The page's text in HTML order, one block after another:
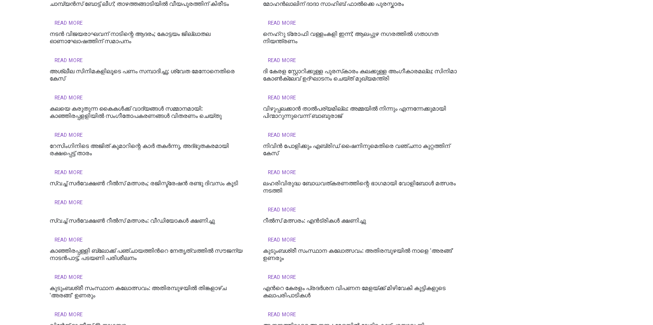
ചാമ്പ്യൻസ് ബോട്ട് ലീഗ്; താഴത്തങ്ങാടിയിൽ വീയപുരത്തിന് കിരീടം
READ MORE
മോഹൻലാലിന് ദാദാ സാഹിബ് ഫാൽക്കെ പുരസ്കാരം
READ MORE
നടൻ വിജയരാഘവന് നാടിന്റെ ആദരം; കോട്ടയം ജില്ലാതല
ഓണാഘോഷത്തിന് സമാപനം
READ MORE
നെഹ്‌റു ട്രോഫി വള്ളംകളി ഇന്ന്; ആലപ്പുഴ നഗരത്തില്‍ ഗതാഗത
നിയന്ത്രണം
READ MORE
അശ്ലീല സിനിമകളിലൂടെ പണം സമ്പാദിച്ചു; ശ്വേത മേനോനെതിരെ
കേസ്
READ MORE
ദി കേരള സ്റ്റോറിക്കുള്ള പുരസ്‌കാരം കലക്കുള്ള അംഗീകാരമല്ല; സിനിമാ
കോണ്‍ക്ലേവ് ഉദ്ഘാടനം ചെയ്ത് മുഖ്യമന്ത്രി
READ MORE
കലയെ കരുതുന്ന കൈകൾക്ക് വാദ്യങ്ങൾ സമ്മാനമായി:
കാഞ്ഞിരപ്പളളിയിൽ സംഗീതോപകരണങ്ങൾ വിതരണം ചെയ്തു
READ MORE
വിഴുപ്പലക്കാൻ താൽപര്യമില്ല: അമ്മയിൽ നിന്നും എന്നന്നേക്കുമായി
പിന്മാറുന്നുവെന്ന് ബാബുരാജ്
READ MORE
റേസിംഗിനിടെ അജിത് കുമാറിന്റെ കാർ തകർന്നു, അദ്ഭുതകരമായി
രക്ഷപ്പെട്ട് താരം
READ MORE
നിവിന്‍ പോളിക്കും എബ്രിഡ് ഷൈനിനുമെതിരെ വഞ്ചനാ കുറ്റത്തിന്
കേസ്
READ MORE
സ്വച്ച് സർവേക്ഷൺ റീൽസ് മത്സരം; രജിസ്ട്രേഷൻ രണ്ടു ദിവസം കൂടി
READ MORE
ലഹരിവിരുദ്ധ ബോധവത്കരണത്തിന്റെ ഭാഗമായി വോളിബോൾ മത്സരം
നടത്തി
READ MORE
സ്വച്ച് സർവേക്ഷൺ റീൽസ് മത്സരം: വീഡിയോകള്‍ ക്ഷണിച്ചു
READ MORE
റീല്‍സ് മത്സരം: എന്‍ട്രികള്‍ ക്ഷണിച്ചു
READ MORE
കാഞ്ഞിരപ്പള്ളി ബ്ലോക്ക് പഞ്ചായത്തിന്‍റെ നേതൃത്വത്തില്‍ സൗജന്യ
നാടൻപാട്ട്, പടയണി പരിശീലനം
READ MORE
കുടുംബശ്രീ സംസ്ഥാന കലോത്സവം: അതിരമ്പുഴയില്‍ നാളെ 'അരങ്ങ്'
ഉണരും
READ MORE
കുടുംബശ്രീ സംസ്ഥാന കലോത്സവം: അതിരമ്പുഴയില്‍ തിങ്കളാഴ്ച
'അരങ്ങ്' ഉണരും
READ MORE
എന്‍റെ കേരളം പ്രദര്‍ശന വിപണന മേളയ്ക്ക് മിഴിവേകി കുട്ടികളുടെ
കലാപരിപാടികള്‍
READ MORE